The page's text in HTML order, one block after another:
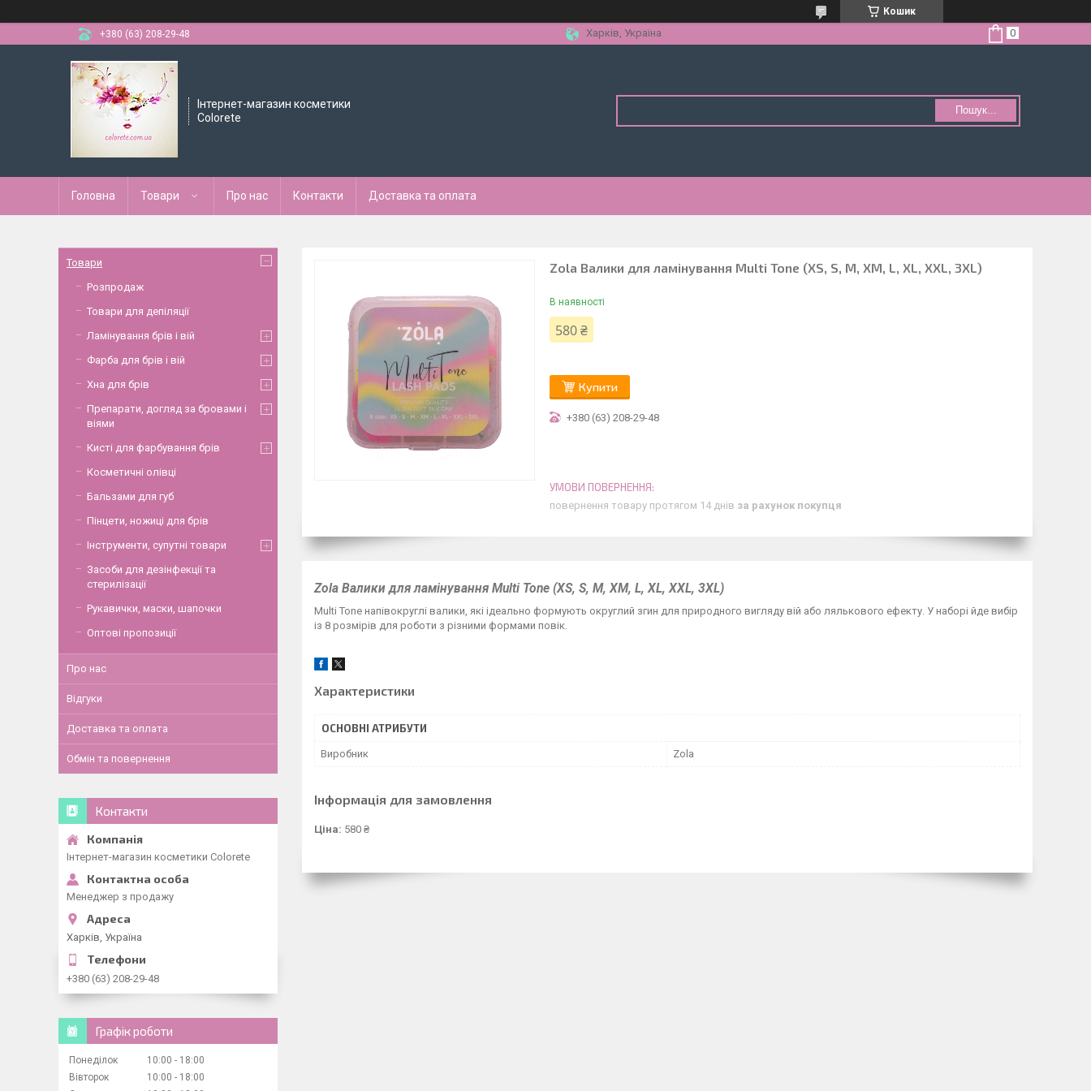
Кошик
+380 (63) 208-29-48
Харків, Україна
Інтернет-магазин косметики
Colorete
Пошук...
Головна Товари Про нас Контакти Доставка та оплата
Zola Валики для ламінування Multi Tone (XS, S, M, XM, L, XL, XXL, 3XL)
В наявності
580 ₴
Купити
+380 (63) 208-29-48
повернення товару протягом 14 днів за рахунок покупця
Zola Валики для ламінування Multi Tone (XS, S, M, XM, L, XL, XXL, 3XL)
Multi Tone напівокруглі валики, які ідеально формують округлий згин для природного вигляду вій або лялькового ефекту. У наборі йде вибір
із 8 розмірів для роботи з різними формами повік.
Характеристики
ОСНОВНІ АТРИБУТИ
Виробник Zola
Інформація для замовлення
Ціна: 580 ₴
Товари
Розпродаж
Товари для депіляції
Ламінування брів і вій
Фарба для брів і вій
Хна для брів
Препарати, догляд за бровами і
віями
Кисті для фарбування брів
Косметичні олівці
Бальзами для губ
Пінцети, ножиці для брів
Інструменти, супутні товари
Засоби для дезінфекції та
стерилізації
Рукавички, маски, шапочки
Оптові пропозиції
Про нас
Відгуки
Доставка та оплата
Обмін та повернення
Контакти
Інтернет-магазин косметики Colorete
Менеджер з продажу
Харків, Україна
+380 (63) 208-29-48
Графік роботи
Понеділок 10:00
18:00
Вівторок
10:00
18:00